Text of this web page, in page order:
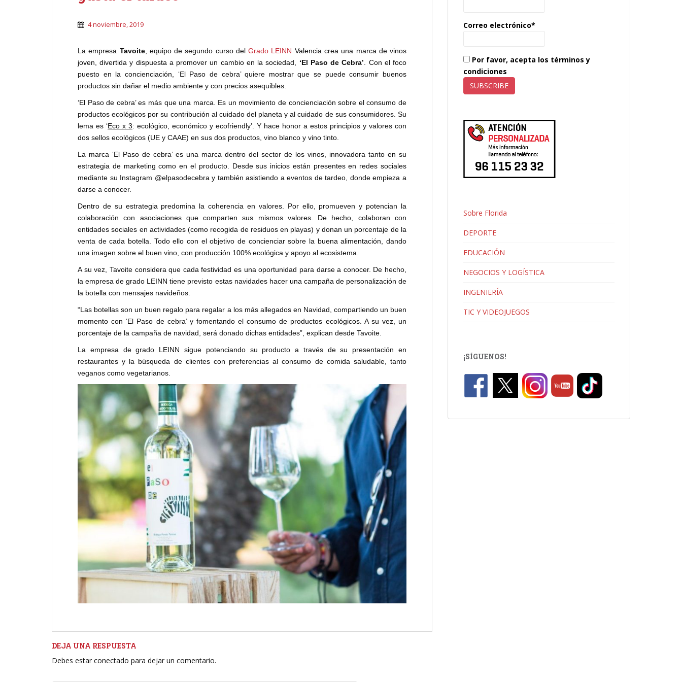
4 noviembre, 2019
La empresa Tavoite, equipo de segundo curso delGrado LEINN Valencia crea una marca de vinos
joven, divertida y dispuesta a promover un cambio en la sociedad, ‘El Paso de Cebra’ . Con el foco
puesto en la concienciación, ‘El Paso de cebra’ quiere mostrar que se puede consumir buenos
productos sin dañar el medio ambiente y con precios asequibles.
‘El Paso de cebra’ es más que una marca. Es un movimiento de concienciación sobre el consumo de
productos ecológicos por su contribución al cuidado del planeta y al cuidado de sus consumidores. Su
lema es ‘Eco x 3: ecológico, económico y ecofriendly’. Y hace honor a estos principios y valores con
dos sellos ecológicos (UE y CAAE) en sus dos productos, vino blanco y vino tinto.
La marca ‘El Paso de cebra’ es una marca dentro del sector de los vinos, innovadora tanto en su
estrategia de marketing como en el producto. Desde sus inicios están presentes en redes sociales
mediante su Instagram @elpasodecebra y también asistiendo a eventos de tardeo, donde empieza a
darse a conocer.
Dentro de su estrategia predomina la coherencia en valores. Por ello, promueven y potencian la
colaboración con asociaciones que comparten sus mismos valores. De hecho, colaboran con
entidades sociales en actividades (como recogida de residuos en playas) y donan un porcentaje de la
venta de cada botella. Todo ello con el objetivo de concienciar sobre la buena alimentación, dando
una imagen sobre el buen vino, con producción 100% ecológica y apoyo al ecosistema.
A su vez, Tavoite considera que cada festividad es una oportunidad para darse a conocer. De hecho,
la empresa de grado LEINN tiene previsto estas navidades hacer una campaña de personalización de
la botella con mensajes navideños.
“Las botellas son un buen regalo para regalar a los más allegados en Navidad, compartiendo un buen
momento con ‘El Paso de cebra’ y fomentando el consumo de productos ecológicos. A su vez, un
porcentaje de la campaña de navidad, será donado dichas entidades”, explican desde Tavoite.
La empresa de grado LEINN sigue potenciando su producto a través de su presentación en
restaurantes y la búsqueda de clientes con preferencias al consumo de comida saludable, tanto
veganos como vegetarianos.
DEJA UNA RESPUESTA
Debes estar conectado para dejar un comentario.
Correo electrónico*
Por favor, acepta los términos y
condiciones
Sobre Florida
DEPORTE
EDUCACIÓN
NEGOCIOS Y LOGÍSTICA
INGENIERÍA
TIC Y VIDEOJUEGOS
¡SÍGUENOS!